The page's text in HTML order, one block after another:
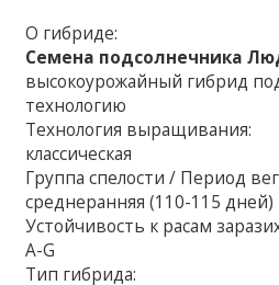
О гибриде:
Семена подсолнечника
высокоурожайный гибрид
технологию
Технология выращивания:
классическая
Группа спелости / Период
среднеранняя (110-115 дней)
Устойчивость к расам
A-G
Тип гибрида: